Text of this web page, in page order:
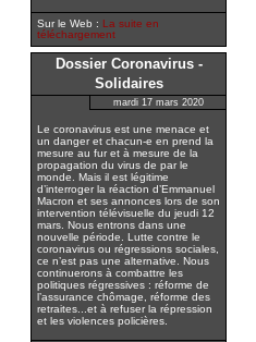
Sur le Web : La suite en
téléchargement
Dossier Coronavirus -
Solidaires
mardi 17 mars 2020
Le coronavirus est une menace et
un danger et chacun-e en prend la
mesure au fur et à mesure de la
propagation du virus de par le
monde. Mais il est légitime
d’interroger la réaction d’Emmanuel
Macron et ses annonces lors de son
intervention télévisuelle du jeudi 12
mars. Nous entrons dans une
nouvelle période. Lutte contre le
coronavirus ou régressions sociales,
ce n’est pas une alternative. Nous
continuerons à combattre les
politiques régressives : réforme de
l’assurance chômage, réforme des
retraites...et à refuser la répression
et les violences policières.